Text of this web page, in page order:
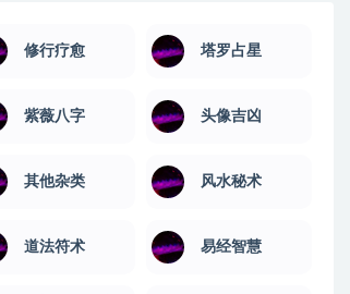
修行疗愈 塔罗占星
紫薇八字 头像吉凶
其他杂类 风水秘术
道法符术 易经智慧